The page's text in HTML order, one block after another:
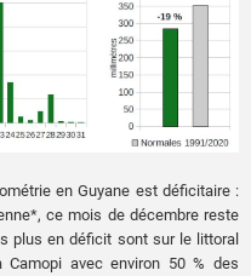
en Guyane est déficitaire :
ce mois de décembre reste
plus en déficit sont sur le littoral
Camopi avec environ 50 % des